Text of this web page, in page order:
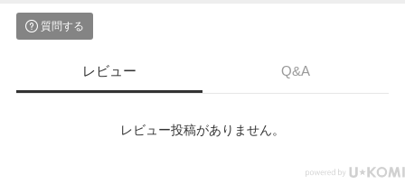
質問する
レビュー Q&A
レビュー投稿がありません。